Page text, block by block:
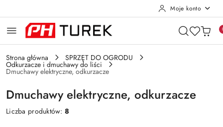
Moje konto
Strona główna SPRZĘT DO OGRODU
Odkurzacze i dmuchawy do liści
Dmuchawy elektryczne, odkurzacze
Dmuchawy elektryczne, odkurzacze
Liczba produktów:8